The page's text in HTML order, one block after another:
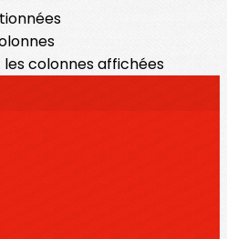
colonnes affichées